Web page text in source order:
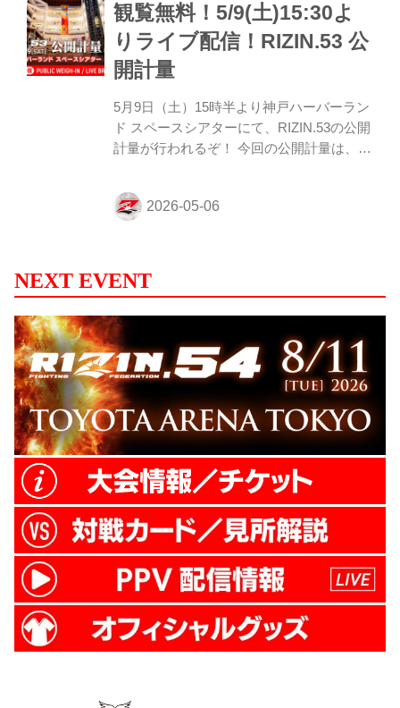
中！大会前に必ずチェックしよう！
RIZIN.53 公開計量（YouTube） 第11試合／
ライト級タイトルマッチ イルホム・ノジモ
フ vs. ルイス・グスタボ 第11試合／ライト
ルイス・グスタボ6 RIZIN ...
観覧無料！5/9(土)15:30よ
りライブ配信！RIZIN.53 公
開計量
5月9日（土）15時半より神戸ハーバーラン
ド スペースシアターにて、RIZIN.53の公開
計量が行われるぞ！ 今回の公開計量は、な
式Youtubeチャンネルでライブ配信もされ
る予定だ。 戦いを翌日に控えたファイター
非、会場で、またはYouTubeライブ配信で
チェックしよう！ RIZIN.53 公開計量 概要
配信日時 2026年5月9日（土）15:30〜 開催
場所 ご来場の方は観覧無料！！ 神戸ハー
バーランド スペースシアター 〒650-0044
神戸市中央区東川崎町1...
NEXT EVENT